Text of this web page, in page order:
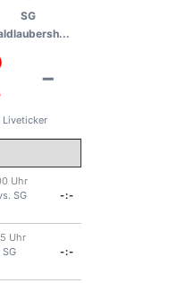
SG
-
Liveticker
Uhr
SG
-:-
Uhr
SG
-:-